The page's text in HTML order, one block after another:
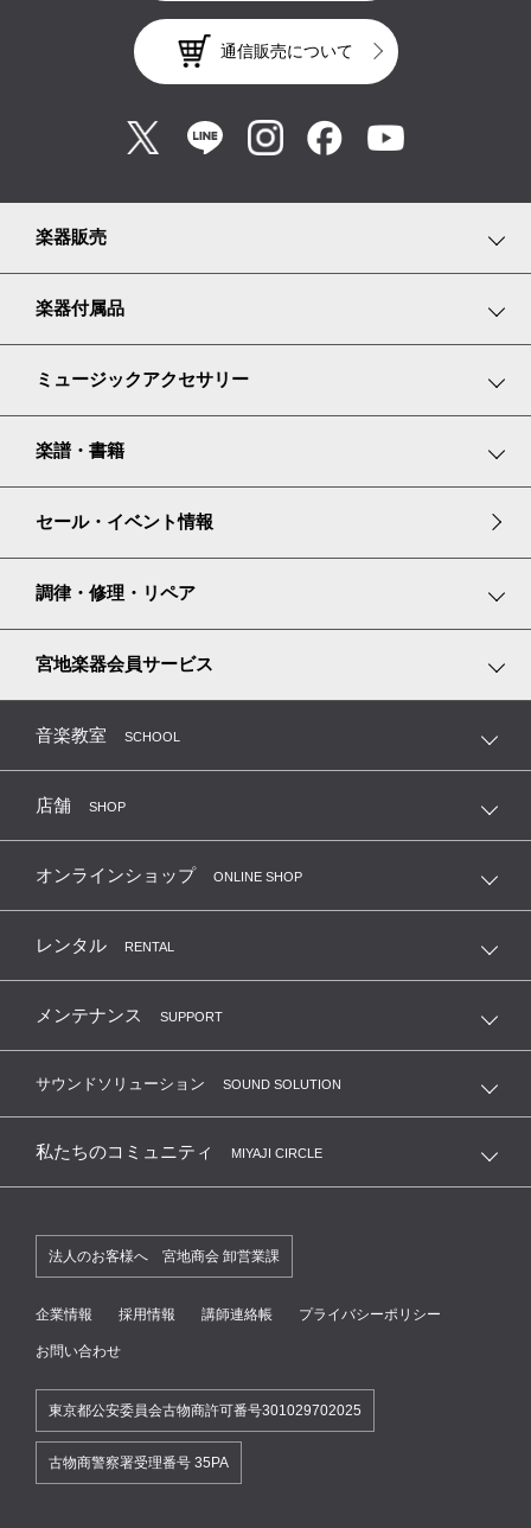
通信販売について
楽器販売
鍵盤楽器
弦楽器
管楽器
楽器付属品
鍵盤楽器小物
弦楽器小物
管楽器小物
ミュージックアクセサリー
リトミックスカーフ
グランドピアノ譜面台カバー
ピアノ耐震・防振グッズ
楽譜・書籍
楽譜コーナーのご案内
楽譜専門ショップ miyajibooks.com
セール・イベント情報
調律・修理・リペア
ピアノ調律
弦楽器の修理・調整・毛替
管楽器の修理・リペア
ギターの修理・リペア
宮地楽器会員サービス
MTC 指導者友の会（鍵盤楽器）
MKC 管楽器クラブ
MIC ギター・ベースメンバーズカード
音楽教室 SCHOOL
店舗 SHOP
オンラインショップ ONLINE SHOP
レンタル RENTAL
メンテナンス SUPPORT
サウンドソリューション SOUND SOLUTION
私たちのコミュニティ MIYAJI CIRCLE
法人のお客様へ 宮地商会 卸営業課
企業情報 採用情報 講師連絡帳 プライバシーポリシー
お問い合わせ
東京都公安委員会古物商許可番号301029702025
古物商警察署受理番号 35PA